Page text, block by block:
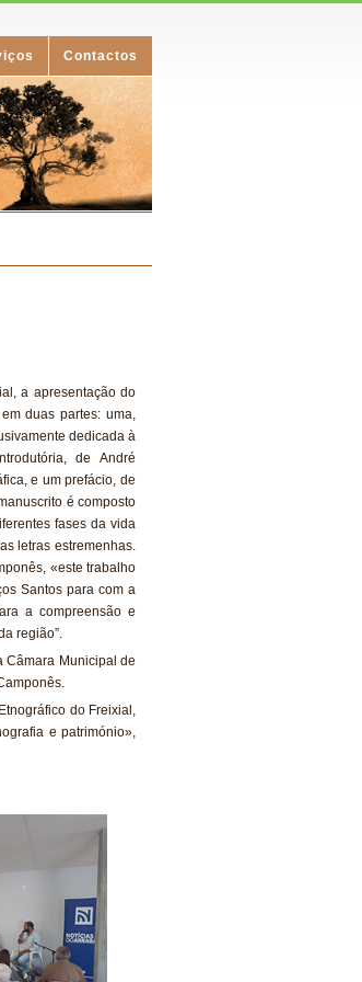
Contactos
a apresentação do
duas partes: uma,
dedicada à
de André
e um prefácio, de
é composto
fases da vida
letras estremenhas.
«este trabalho
Santos para com a
a compreensão e
região”.
Câmara Municipal de
do Freixial,
e património»,